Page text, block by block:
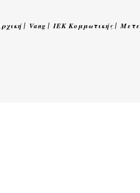
Vang ΙΕΚ Κομμωτικής